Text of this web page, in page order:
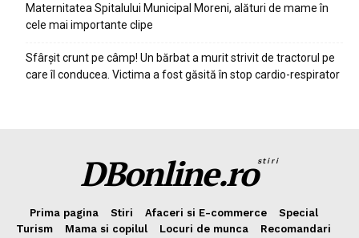
Maternitatea Spitalului Municipal Moreni, alături de mame în
cele mai importante clipe
Sfârșit crunt pe câmp! Un bărbat a murit strivit de tractorul pe
care îl conducea. Victima a fost găsită în stop cardio-respirator
DBonline.rostiri
Prima pagina Stiri Afaceri si E-commerce
Special
Turism
Mama si copilul Locuri de munca
Recomandari